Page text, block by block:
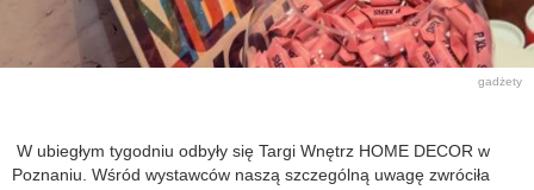
gadżety
W ubiegłym tygodniu odbyły się Targi Wnętrz HOME DECOR w
Poznaniu. Wśród wystawców naszą szczególną uwagę zwróciła